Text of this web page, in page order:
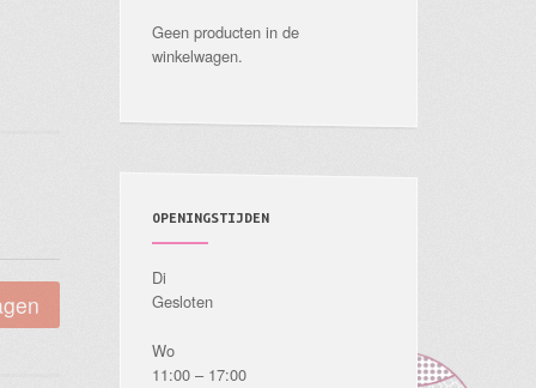
Geen producten in de
winkelwagen.
OPENINGSTIJDEN
Di
Gesloten
Wo
11:00 – 17:00